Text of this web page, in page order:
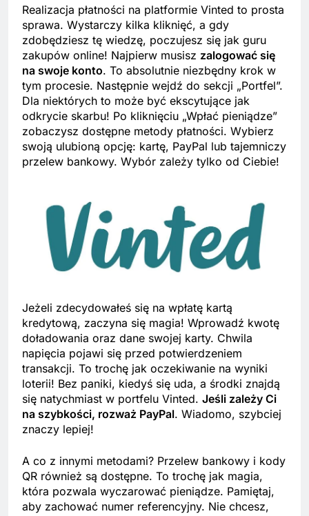
Realizacja płatności na platformie Vinted to prosta
sprawa. Wystarczy kilka kliknięć, a gdy
zdobędziesz tę wiedzę, poczujesz się jak guru
zakupów online! Najpierw musisz zalogować się
na swoje konto. To absolutnie niezbędny krok w
tym procesie. Następnie wejdź do sekcji „Portfel”.
Dla niektórych to może być ekscytujące jak
odkrycie skarbu! Po kliknięciu „Wpłać pieniądze”
zobaczysz dostępne metody płatności. Wybierz
swoją ulubioną opcję: kartę, PayPal lub tajemniczy
przelew bankowy. Wybór zależy tylko od Ciebie!
Jeżeli zdecydowałeś się na wpłatę kartą
kredytową, zaczyna się magia! Wprowadź kwotę
doładowania oraz dane swojej karty. Chwila
napięcia pojawi się przed potwierdzeniem
transakcji. To trochę jak oczekiwanie na wyniki
loterii! Bez paniki, kiedyś się uda, a środki znajdą
się natychmiast w portfelu Vinted. Jeśli zależy Ci
na szybkości, rozważ PayPal. Wiadomo, szybciej
znaczy lepiej!
A co z innymi metodami? Przelew bankowy i kody
QR również są dostępne. To trochę jak magia,
która pozwala wyczarować pieniądze. Pamiętaj,
aby zachować numer referencyjny. Nie chcesz,